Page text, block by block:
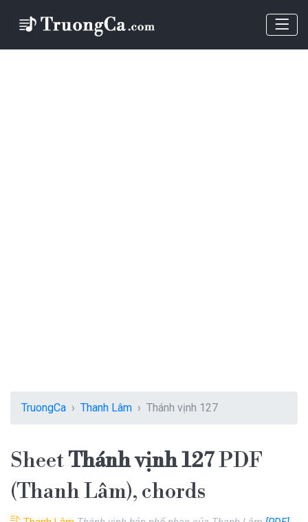
TruongCa Thanh Lâm Thánh vịnh 127
SheetThánh vịnh 127PDF
(Thanh Lâm), chords